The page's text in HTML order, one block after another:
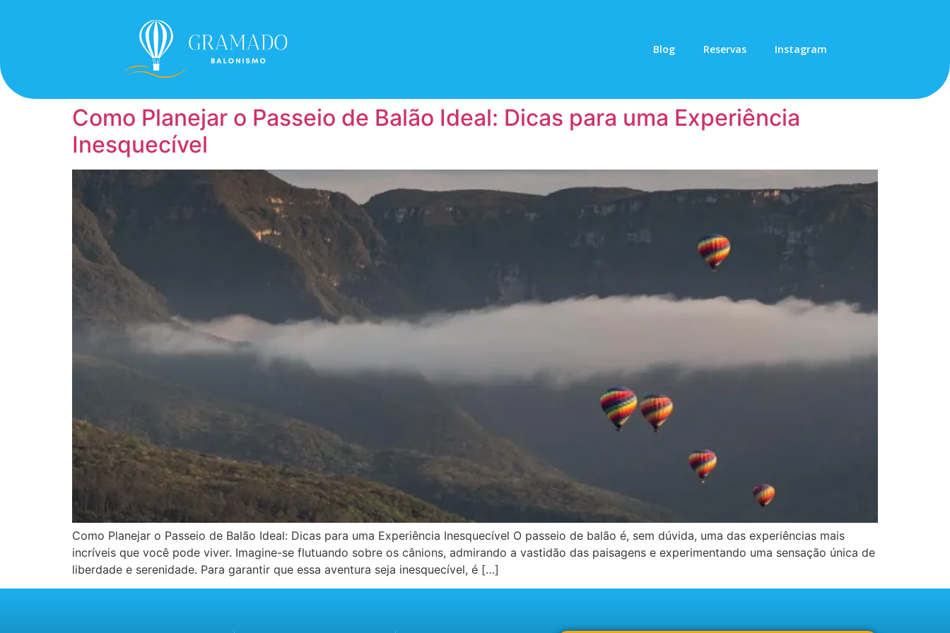
Blog Reservas Instagram
Como Planejar o Passeio de Balão Ideal: Dicas para uma Experiência
Inesquecível
Como Planejar o Passeio de Balão Ideal: Dicas para uma Experiência Inesquecível O passeio de balão é, sem dúvida, uma das experiências mais
incríveis que você pode viver. Imagine-se flutuando sobre os cânions, admirando a vastidão das paisagens e experimentando uma sensação única de
liberdade e serenidade. Para garantir que essa aventura seja inesquecível, é […]